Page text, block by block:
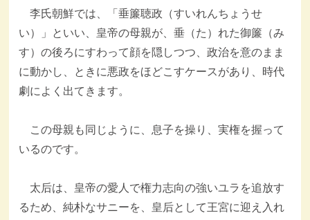
李氏朝鮮では、「垂簾聴政（すいれんちょうせ
い）」といい、皇帝の母親が、垂（た）れた御簾（み
す）の後ろにすわって顔を隠しつつ、政治を意のまま
に動かし、ときに悪政をほどこすケースがあり、時代
劇によく出てきます。
この母親も同じように、息子を操り、実権を握って
いるのです。
太后は、皇帝の愛人で権力志向の強いユラを追放す
るため、純朴なサニーを、皇后として王宮に迎え入れ